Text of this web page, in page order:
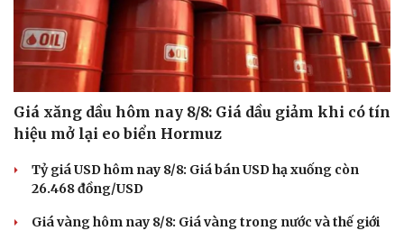
Giá xăng dầu hôm nay 8/8: Giá dầu giảm khi có tín
hiệu mở lại eo biển Hormuz
Tỷ giá USD hôm nay 8/8: Giá bán USD hạ xuống còn
26.468 đồng/USD
Giá vàng hôm nay 8/8: Giá vàng trong nước và thế giới